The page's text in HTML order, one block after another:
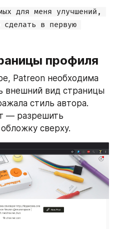
для меня улучшений,
сделать в первую
профиля
Patreon необходима
внешний вид страницы
стиль автора.
— разрешить
сверху.